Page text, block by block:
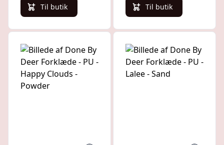
Til butik Til butik